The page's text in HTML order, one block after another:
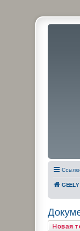
Новая